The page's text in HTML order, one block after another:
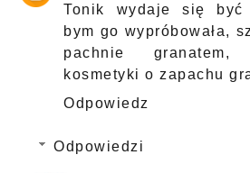
Tonik wydaje się być
bym go wypróbowała,
pachnie
kosmetyki o zapachu
Odpowiedz
Odpowiedzi